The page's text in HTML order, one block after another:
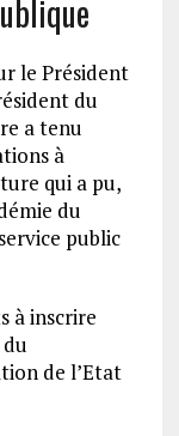
le Président
du
a tenu
à
qui a pu,
du
public
à inscrire
de l’Etat